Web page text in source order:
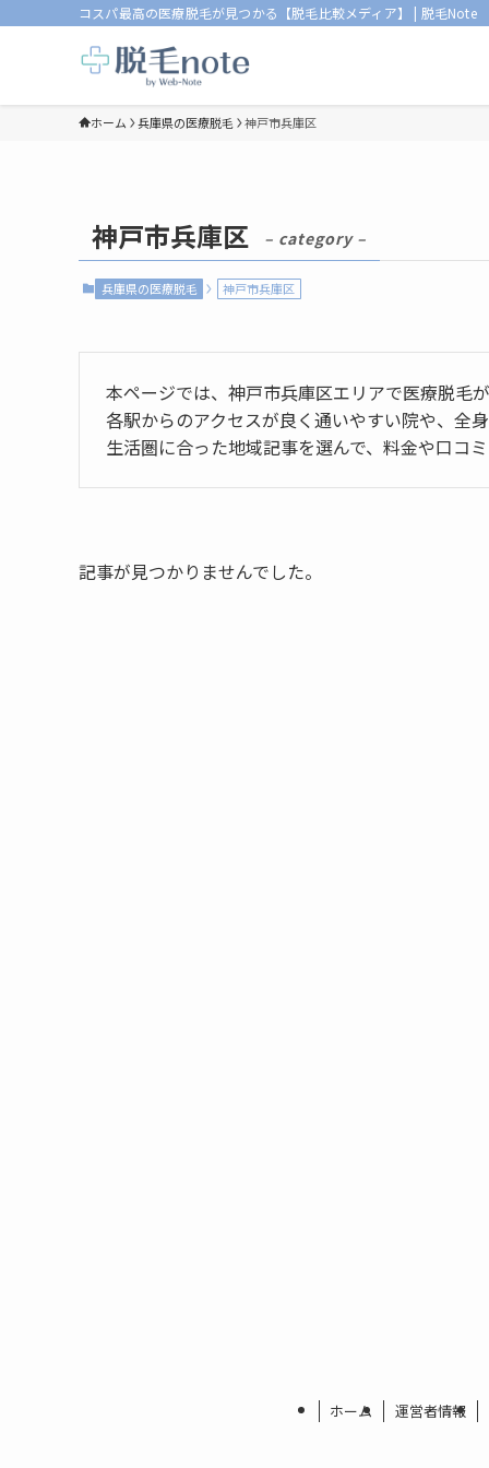
コスパ最高の医療脱毛が見つかる【脱毛比較メディア】 | 脱毛Note
ホーム 兵庫県の医療脱毛 神戸市兵庫区
神戸市兵庫区 – category –
兵庫県の医療脱毛 神戸市兵庫区
本ページでは、神戸市兵庫区エリアで医療脱毛
各駅からのアクセスが良く通いやすい院や、全
生活圏に合った地域記事を選んで、料金や口コ
記事が見つかりませんでした。
ホーム 運営者情報